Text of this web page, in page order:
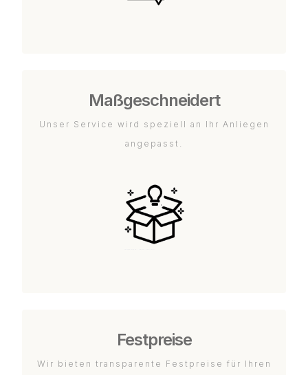
Maßgeschneidert
Unser Service wird speziell an Ihr Anliegen
angepasst.
Festpreise
Wir bieten transparente Festpreise für Ihren